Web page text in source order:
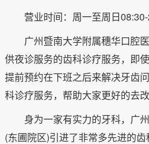
营业时间：周一至周日
广州暨南大学附属穗华口腔
供夜诊服务的齿科诊疗服务，即
提前预约在下班之后来解决牙齿
科诊疗服务，帮助大家更好的去
身为一家有实力的牙科，广
(东圃院区)引进了非常多先进的